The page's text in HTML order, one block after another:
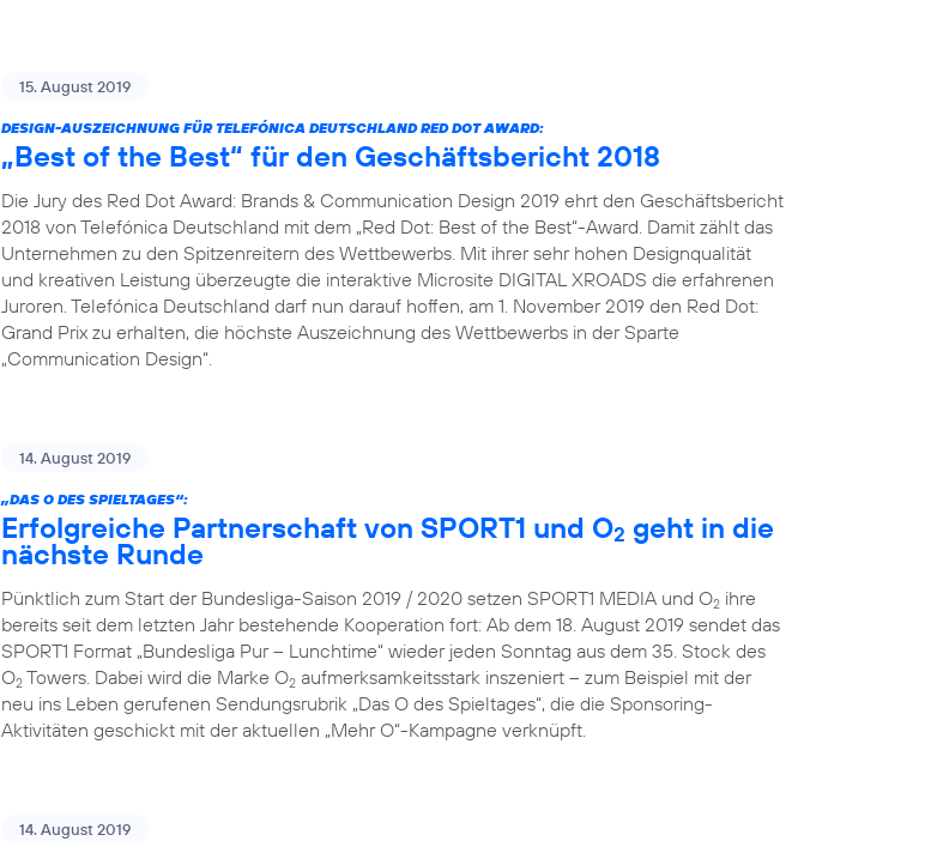
15. August 2019
DESIGN-AUSZEICHNUNG FÜR TELEFÓNICA DEUTSCHLAND RED DOT AWARD:
„Best of the Best“ für den Geschäftsbericht 2018
Die Jury des Red Dot Award: Brands & Communication Design 2019 ehrt den Geschäftsbericht
2018 von Telefónica Deutschland mit dem „Red Dot: Best of the Best“-Award. Damit zählt das
Unternehmen zu den Spitzenreitern des Wettbewerbs. Mit ihrer sehr hohen Designqualität
und kreativen Leistung überzeugte die interaktive Microsite DIGITAL XROADS die erfahrenen
Juroren. Telefónica Deutschland darf nun darauf hoffen, am 1. November 2019 den Red Dot:
Grand Prix zu erhalten, die höchste Auszeichnung des Wettbewerbs in der Sparte
„Communication Design“.
14. August 2019
„DAS O DES SPIELTAGES“:
Erfolgreiche Partnerschaft von SPORT1 und O2 geht in die
nächste Runde
Pünktlich zum Start der Bundesliga-Saison 2019 / 2020 setzen SPORT1 MEDIA und O2 ihre
bereits seit dem letzten Jahr bestehende Kooperation fort: Ab dem 18. August 2019 sendet das
SPORT1 Format „Bundesliga Pur – Lunchtime“ wieder jeden Sonntag aus dem 35. Stock des
O2 Towers. Dabei wird die Marke O2 aufmerksamkeitsstark inszeniert – zum Beispiel mit der
neu ins Leben gerufenen Sendungsrubrik „Das O des Spieltages“, die die Sponsoring-
Aktivitäten geschickt mit der aktuellen „Mehr O“-Kampagne verknüpft.
14. August 2019